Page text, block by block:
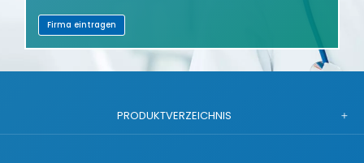
Firma eintragen
PRODUKTVERZEICHNIS